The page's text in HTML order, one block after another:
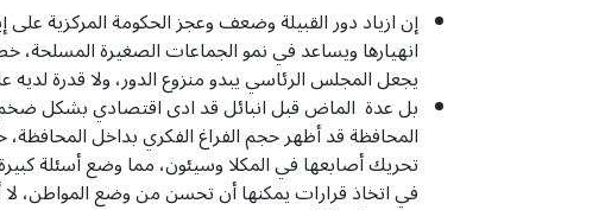
إن ازياد دور القبيلة وضعف وعجز الحكومة المركزية
انهيارها ويساعد في نمو الجماعات الصغيرة المسلحة،
يجعل المجلس الرئاسي يبدو منزوع الدور، ولا قدرة
بل عدة الماض قبل انبائل قد ادى اقتصادي بشكل ضخم
المحافظة قد أظهر حجم الفراغ الفكري بداخل
تحريك أصابعها في المكلا وسيئون، مما وضع أسئلة
في اتخاذ قرارات يمكنها أن تحسن من وضع المواطن، لا